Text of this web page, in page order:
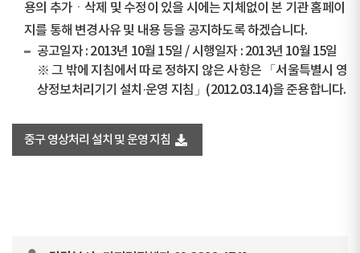
용의 추가ㆍ삭제 및 수정이 있을 시에는 지체없이 본 기관 홈페이
지를 통해 변경사유 및 내용 등을 공지하도록 하겠습니다.
공고일자 : 2013년 10월 15일 / 시행일자 : 2013년 10월 15일
※ 그 밖에 지침에서 따로 정하지 않은 사항은 「서울특별시 영
상정보처리기기 설치·운영 지침」(2012.03.14)을 준용합니다.
중구 영상처리 설치 및 운영 지침